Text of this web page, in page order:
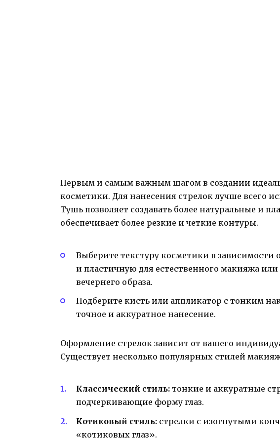
Первым и самым важным шагом в создании
косметики. Для нанесения стрелок лучше всего
Тушь позволяет создавать более натуральные и
обеспечивает более резкие и четкие контуры.
Выберите текстуру косметики в
и пластичную для естественного макияжа
вечернего образа.
Подберите кисть или аппликатор с тонким
точное и аккуратное нанесение.
Оформление стрелок зависит от вашего
Существует несколько популярных стилей
Классический стиль: тонкие и аккуратные
подчеркивающие форму глаз.
Котиковый стиль: стрелки с изогнутыми
«котиковых глаз».